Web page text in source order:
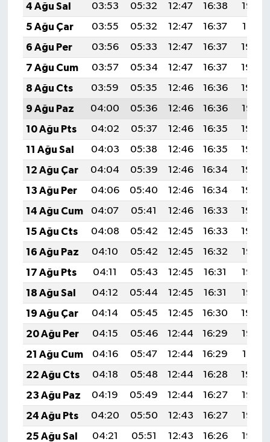
4 Ağu Sal
03:53 05:32 12:47 16:38
19:52
5 Ağu Çar
03:55 05:32 12:47 16:37
19:51
6 Ağu Per
03:56 05:33 12:47 16:37
19:50
7 Ağu Cum
03:57 05:34 12:47 16:37
19:49
8 Ağu Cts
03:59 05:35 12:46 16:36
19:48
9 Ağu Paz
04:00 05:36 12:46 16:36
19:47
10 Ağu Pts
04:02 05:37 12:46 16:35
19:46
11 Ağu Sal
04:03 05:38 12:46 16:35
19:44
12 Ağu Çar
04:04 05:39 12:46 16:34
19:43
13 Ağu Per
04:06 05:40 12:46 16:34
19:42
14 Ağu Cum
04:07 05:41 12:46 16:33
19:40
15 Ağu Cts
04:08 05:42 12:45 16:33
19:39
16 Ağu Paz
04:10 05:42 12:45 16:32
19:38
17 Ağu Pts
04:11 05:43 12:45 16:31
19:37
18 Ağu Sal
04:12 05:44 12:45 16:31
19:35
19 Ağu Çar
04:14 05:45 12:45 16:30
19:34
20 Ağu Per
04:15 05:46 12:44 16:29
19:32
21 Ağu Cum
04:16 05:47 12:44 16:29
19:31
22 Ağu Cts
04:18 05:48 12:44 16:28
19:30
23 Ağu Paz
04:19 05:49 12:44 16:27
19:28
24 Ağu Pts
04:20 05:50 12:43 16:27
19:27
25 Ağu Sal
04:21 05:51 12:43 16:26 19:25